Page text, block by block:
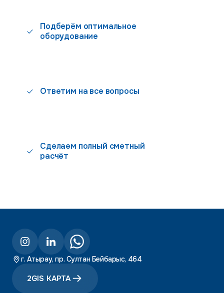
Подберём оптимальное
оборудование
Ответим на все вопросы
Сделаем полный сметный
расчёт
г. Атырау, пр. Султан Бейбарыс, 464
2GIS КАРТА